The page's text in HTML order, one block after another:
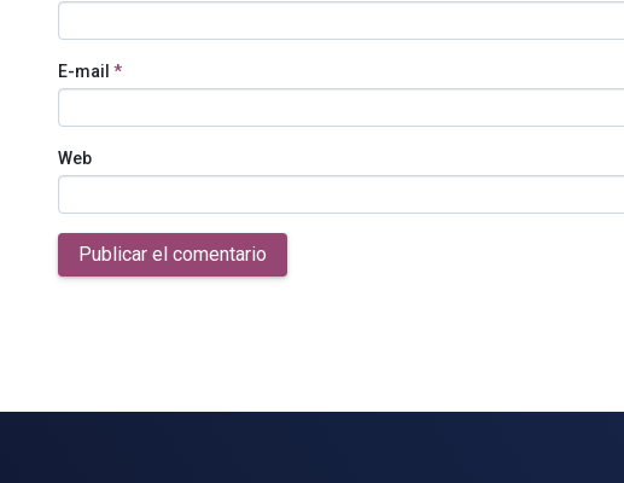
E-mail *
Web
Publicar el comentario